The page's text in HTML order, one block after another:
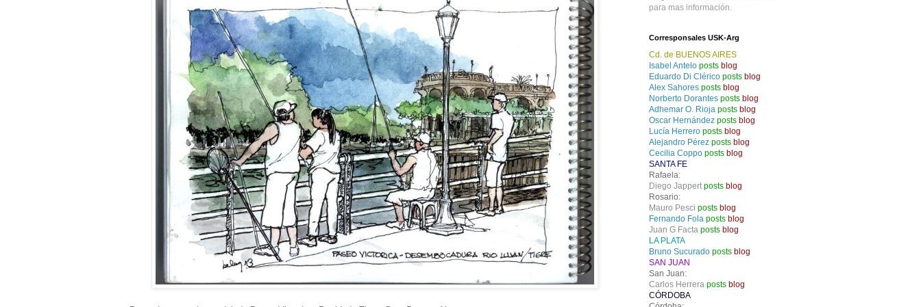
para mas información.
Corresponsales USK-Arg
Cd. de BUENOS AIRES
Isabel Antelo posts blog
Eduardo Di Clérico posts blog
Alex Sahores posts blog
Norberto Dorantes posts blog
Adhemar O. Rioja posts blog
Oscar Hernández posts blog
Lucía Herrero posts blog
Alejandro Pérez posts blog
Cecilia Coppo posts blog
SANTA FE
Rafaela:
Diego Jappert posts blog
Rosario:
Mauro Pesci posts blog
Fernando Fola posts blog
Juan G Facta posts blog
LA PLATA
Bruno Sucurado posts blog
SAN JUAN
San Juan:
Carlos Herrera posts blog
CÓRDOBA